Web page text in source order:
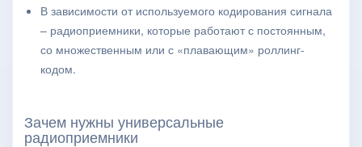
В зависимости от используемого кодирования сигнала
– радиоприемники, которые работают с постоянным,
со множественным или с «плавающим» роллинг-
кодом.
Зачем нужны универсальные
радиоприемники